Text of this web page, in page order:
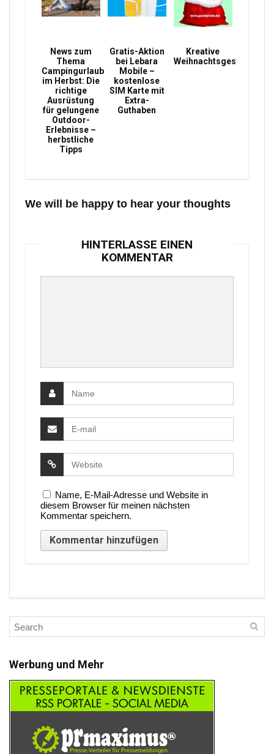
News zum
Thema
Campingurlaub
im Herbst: Die
richtige
Ausrüstung
für gelungene
Outdoor-
Erlebnisse –
herbstliche
Tipps
Gratis-Aktion
bei Lebara
Mobile –
kostenlose
SIM Karte mit
Extra-
Guthaben
Kreative
Weihnachtsgeschenke
We will be happy to hear your thoughts
HINTERLASSE EINEN
KOMMENTAR
Name, E-Mail-Adresse und Website in
diesem Browser für meinen nächsten
Kommentar speichern.
Werbung und Mehr